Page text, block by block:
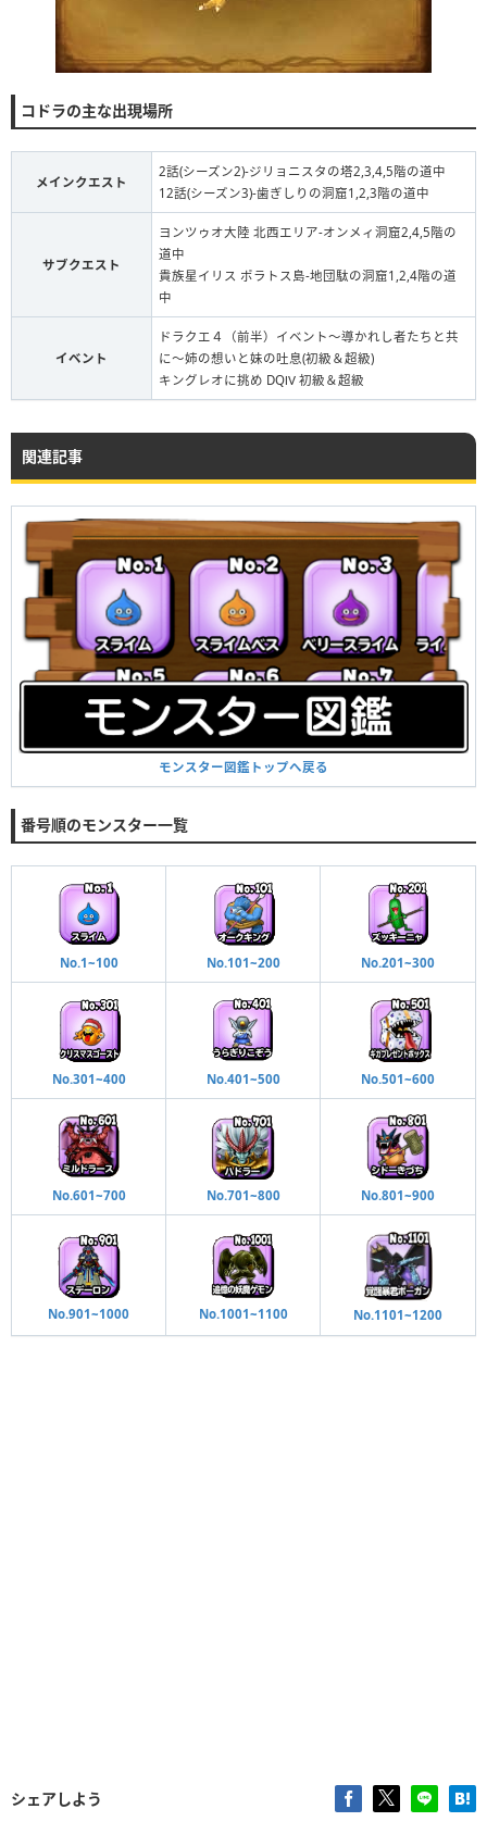
コドラの主な出現場所
メインクエスト
2話(シーズン2)-ジリョニスタの塔2,3,4,5階の道中
12話(シーズン3)-歯ぎしりの洞窟1,2,3階の道中
サブクエスト
ヨンツゥオ大陸 北西エリア-オンメィ洞窟2,4,5階の
道中
貴族星イリス ポラトス島-地団駄の洞窟1,2,4階の道
中
イベント
ドラクエ４（前半）イベント〜導かれし者たちと共
に〜姉の想いと妹の吐息(初級＆超級)
キングレオに挑め DQⅣ 初級＆超級
関連記事
モンスター図鑑トップへ戻る
番号順のモンスター一覧
No.1~100 No.101~200 No.201~300
No.301~400 No.401~500 No.501~600
No.601~700 No.701~800 No.801~900
No.901~1000 No.1001~1100 No.1101~1200
シェアしよう